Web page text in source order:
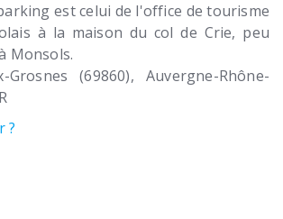
est celui de l'office de tourisme
à la maison du col de Crie, peu
Monsols.
Grosnes (69860)
Auvergne-Rhône-
?